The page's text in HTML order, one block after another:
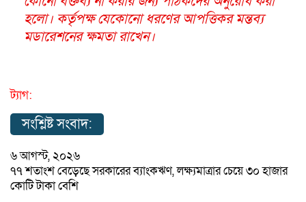
হলো। কর্তৃপক্ষ যেকোনো ধরণের আপত্তিকর মন্তব্য
মডারেশনের ক্ষমতা রাখেন।
ট্যাগ:
সংশ্লিষ্ট সংবাদ:
৬ আগস্ট, ২০২৬
৭৭ শতাংশ বেড়েছে সরকারের ব্যাংকঋণ, লক্ষ্যমাত্রার চেয়ে ৩০ হাজার
কোটি টাকা বেশি